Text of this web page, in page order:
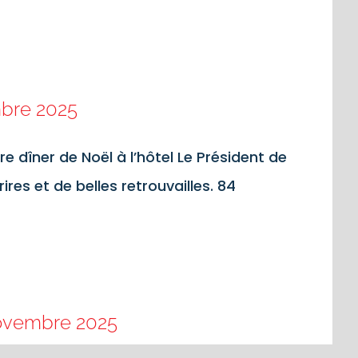
2025
dîner de Noël à l’hôtel Le Président de
et de belles retrouvailles. 84
2025